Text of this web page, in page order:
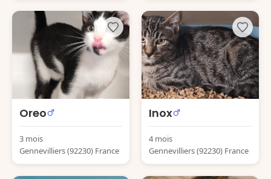
Oreo
3 mois
Gennevilliers (92230) France
Inox
4 mois
Gennevilliers (92230) France